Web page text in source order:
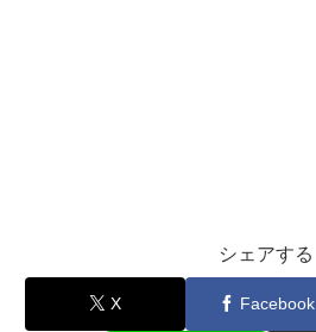
シェアする
X Facebook